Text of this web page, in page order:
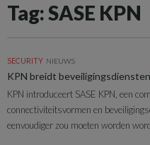
Tag: SASE KPN
SECURITY NIEUWS
KPN breidt
KPN introduceert SASE KPN, een
connectiviteitsvormen en
eenvoudiger zou moeten worden